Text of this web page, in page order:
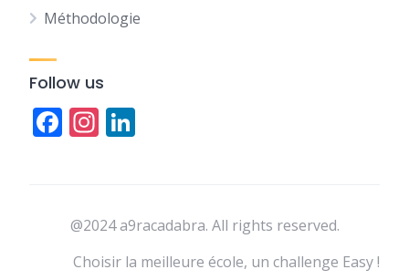
Méthodologie
Follow us
Facebook
Instagram
@2024 a9racadabra. All rights reserved.
Choisir la meilleure école, un challenge Easy !